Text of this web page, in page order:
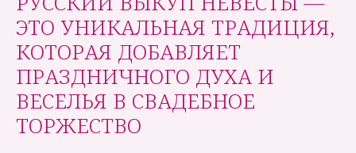
ЭТО УНИКАЛЬНАЯ ТРАДИЦИЯ,
КОТОРАЯ ДОБАВЛЯЕТ
ПРАЗДНИЧНОГО ДУХА И
ВЕСЕЛЬЯ В СВАДЕБНОЕ
ТОРЖЕСТВО